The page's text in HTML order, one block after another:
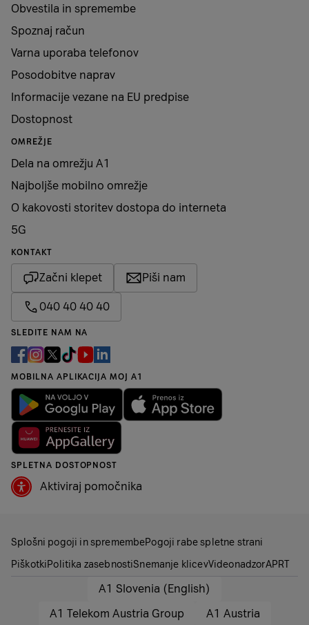
Obvestila in spremembe
Spoznaj račun
Varna uporaba telefonov
Posodobitve naprav
Informacije vezane na EU predpise
Dostopnost
OMREŽJE
Dela na omrežju A1
Najboljše mobilno omrežje
O kakovosti storitev dostopa do interneta
5G
KONTAKT
Začni klepet Piši nam
040 40 40 40
SLEDITE NAM NA
MOBILNA APLIKACIJA MOJ A1
SPLETNA DOSTOPNOST
Aktiviraj pomočnika
Splošni pogoji in spremembePogoji rabe spletne strani
PiškotkiPolitika zasebnostiSnemanje klicevVideonadzorAPRT
A1 Slovenia (English)
A1 Telekom Austria Group
A1 Austria